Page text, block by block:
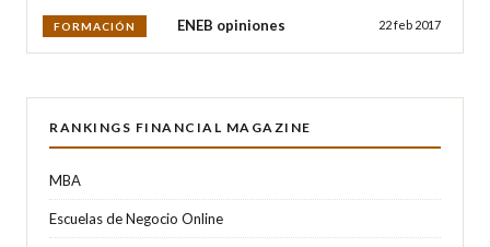
FORMACIÓN ENEB opiniones 22 feb 2017
RANKINGS FINANCIAL MAGAZINE
MBA
Escuelas de Negocio Online